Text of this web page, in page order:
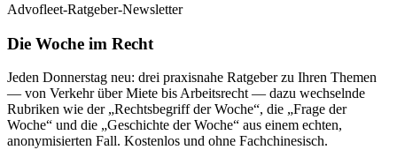
Advofleet-Ratgeber-Newsletter
Die Woche im Recht
Jeden Donnerstag neu: drei praxisnahe Ratgeber zu Ihren Themen
— von Verkehr über Miete bis Arbeitsrecht — dazu wechselnde
Rubriken wie der „Rechtsbegriff der Woche“, die „Frage der
Woche“ und die „Geschichte der Woche“ aus einem echten,
anonymisierten Fall. Kostenlos und ohne Fachchinesisch.